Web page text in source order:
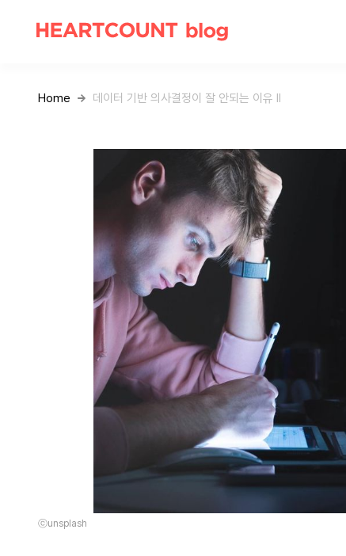
Home 데이터 기반 의사결정이 잘 안되는 이유 II
ⓒunsplash